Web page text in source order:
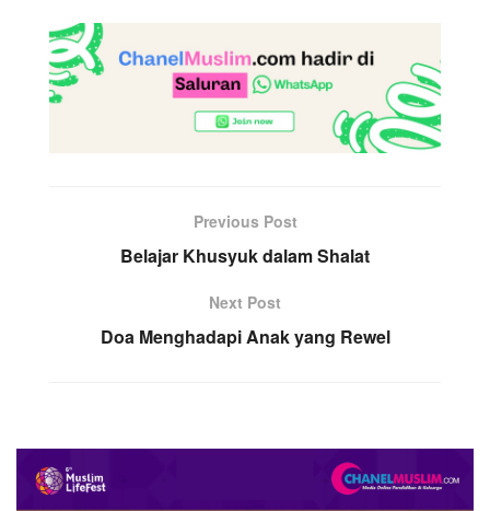
Previous Post
Belajar Khusyuk dalam Shalat
Next Post
Doa Menghadapi Anak yang Rewel